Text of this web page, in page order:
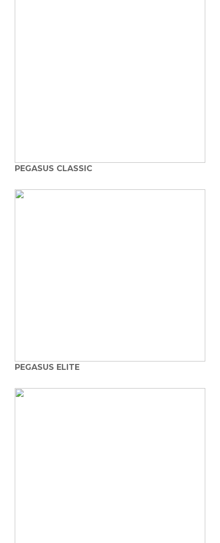
PEGASUS CLASSIC
PEGASUS ELITE